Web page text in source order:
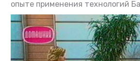
опыте применения технологий